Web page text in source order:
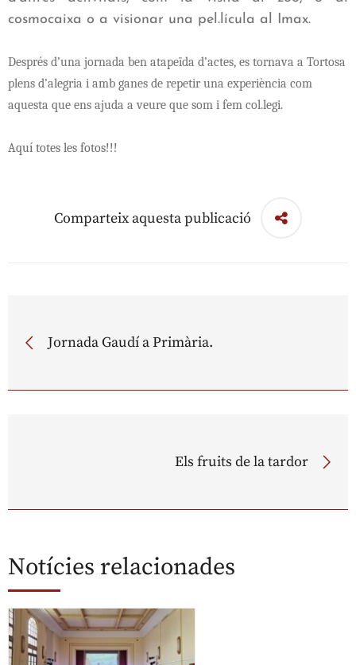
cosmocaixa o a visionar una pel.lícula al Imax.
Després d’una jornada ben atapeïda d’actes, es tornava a Tortosa
plens d’alegria i amb ganes de repetir una experiència com
aquesta que ens ajuda a veure que som i fem col.legi.
Aquí totes les fotos!!!
Comparteix aquesta publicació
Jornada Gaudí a Primària.
Els fruits de la tardor
Notícies relacionades